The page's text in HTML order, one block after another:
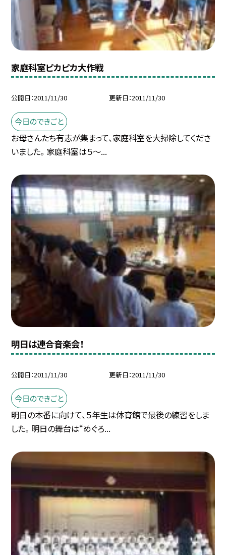
家庭科室ピカピカ大作戦
公開日 2011/11/30 更新日 2011/11/30
今日のできごと
お母さんたち有志が集まって、家庭科室を大掃除してくださ
いました。 家庭科室は５〜...
明日は連合音楽会！
公開日 2011/11/30 更新日 2011/11/30
今日のできごと
明日の本番に向けて、５年生は体育館で最後の練習をしま
した。 明日の舞台は“めぐろ...